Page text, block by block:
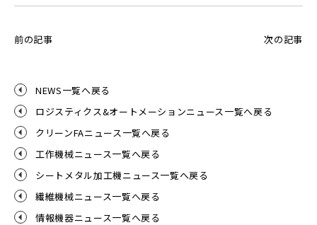
前の記事 次の記事
NEWS一覧へ戻る
ロジスティクス&オートメーションニュース一覧へ戻る
クリーンFAニュース一覧へ戻る
工作機械ニュース一覧へ戻る
シートメタル加工機ニュース一覧へ戻る
繊維機械ニュース一覧へ戻る
情報機器ニュース一覧へ戻る